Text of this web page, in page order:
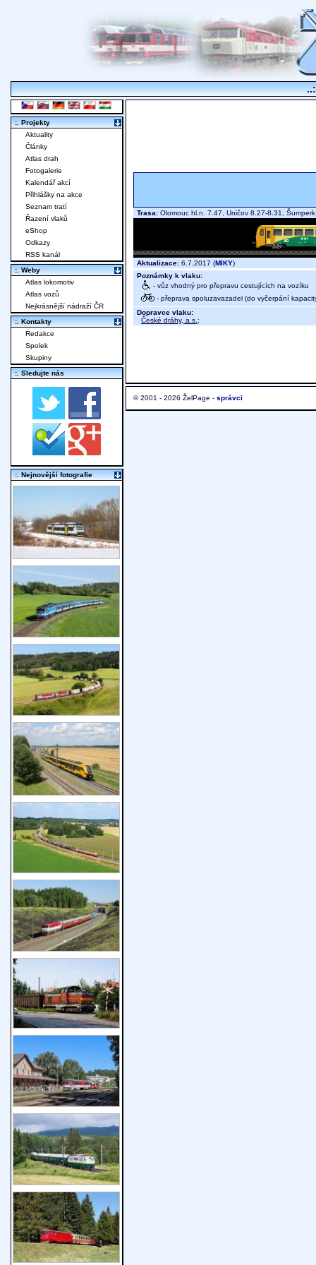
Trasa: Olomouc hl.n. 7.47, Uničov 8.27-8.31,
Aktualizace: 6.7.2017 (MIKY)
Poznámky k vlaku:
- vůz vhodný pro přepravu cestujících na vozíku
- přeprava spoluzavazadel (do vyčerpání
Dopravce vlaku:
České dráhy, a.s. ;
© 2001 - 2026 ŽelPage - správci
:. Projekty
Aktuality
Články
Atlas drah
Fotogalerie
Kalendář akcí
Přihlášky na akce
Seznam tratí
Řazení vlaků
eShop
Odkazy
RSS kanál
:. Weby
Atlas lokomotiv
Atlas vozů
Nejkrásnější nádraží ČR
:. Kontakty
Redakce
Spolek
Skupiny
:. Sledujte nás
:. Nejnovější fotografie